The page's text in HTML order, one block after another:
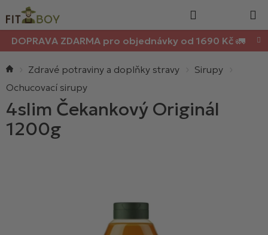
na
obsah
DOPRAVA ZDARMA pro objednávky od 1690 Kč 🚛
košík
Zdravé potraviny a doplňky stravy
Sirupy
Ochucovací sirupy
4slim Čekankový Originál
1200g